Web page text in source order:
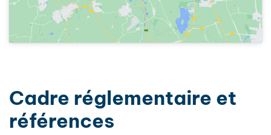
Cadre réglementaire et
références